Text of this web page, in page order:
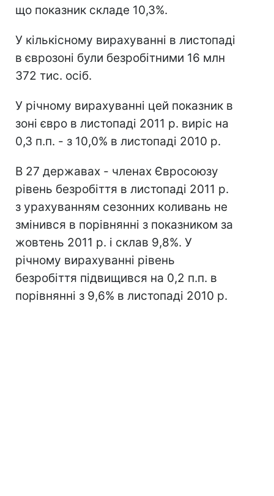
що показник складе 10,3%.
У кількісному вирахуванні в листопаді
в єврозоні були безробітними 16 млн
372 тис. осіб.
У річному вирахуванні цей показник в
зоні євро в листопаді 2011 р. виріс на
0,3 п.п. - з 10,0% в листопаді 2010 р.
В 27 державах - членах Євросоюзу
рівень безробіття в листопаді 2011 р.
з урахуванням сезонних коливань не
змінився в порівнянні з показником за
жовтень 2011 р. і склав 9,8%. У
річному вирахуванні рівень
безробіття підвищився на 0,2 п.п. в
порівнянні з 9,6% в листопаді 2010 р.